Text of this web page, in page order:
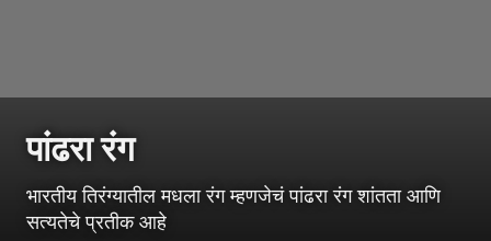
पांढरा रंग
भारतीय तिरंग्यातील मधला रंग म्हणजेचं पांढरा रंग शांतता आणि
सत्यतेचे प्रतीक आहे